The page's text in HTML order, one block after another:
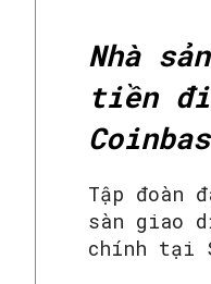
Nhà
tiền
Tập đoàn
sàn giao
chính tại